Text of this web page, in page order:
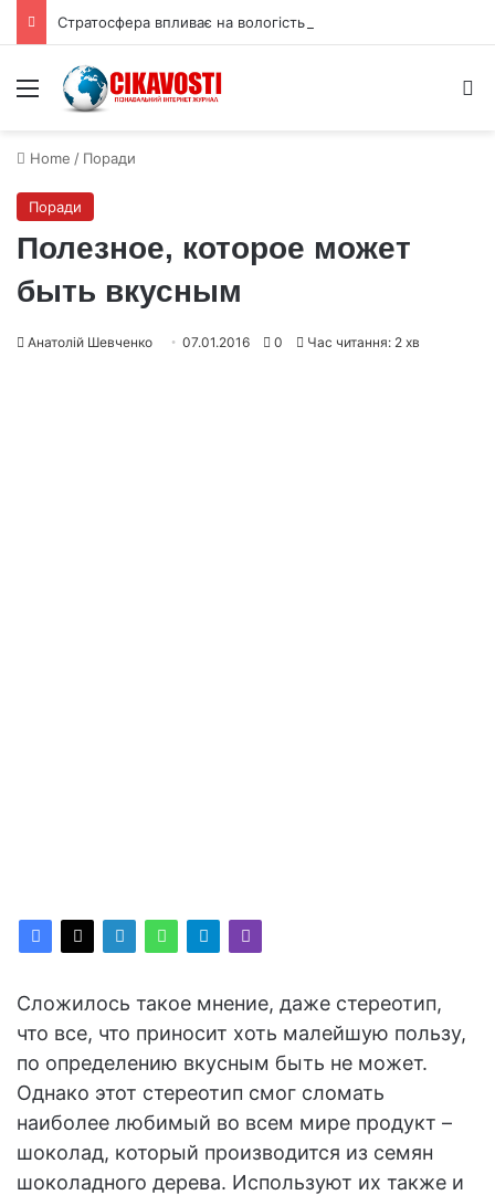
Menu
Home / Поради
Поради
Полезное, которое может
быть вкусным
Анатолій Шевченко 07.01.2016 0 Час читання: 2 хв
Сложилось такое мнение, даже стереотип,
что все, что приносит хоть малейшую пользу,
по определению вкусным быть не может.
Однако этот стереотип смог сломать
наиболее любимый во всем мире продукт –
шоколад, который производится из семян
шоколадного дерева. Используют их также и